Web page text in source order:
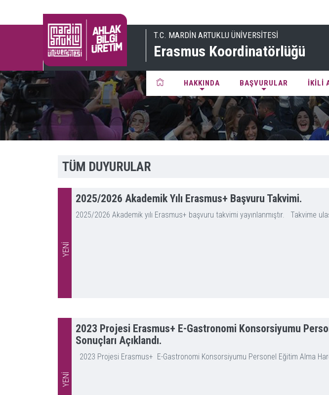
T.C. MARDİN ARTUKLU ÜNİVERSİTESİ
Erasmus Koordinatörlüğü
HAKKINDA BAŞVURULAR İKİLİ
TÜM DUYURULAR
YENİ
2025/2026 Akademik Yılı Erasmus+ Başvuru Takvimi.
2025/2026 Akademik yılı Erasmus+ başvuru takvimi yayınlanmıştır. Takvime
YENİ
2023 Projesi Erasmus+ E-Gastronomi Konsorsiyumu
Sonuçları Açıklandı.
2023 Projesi Erasmus+ E-Gastronomi Konsorsiyumu Personel Eğitim Alma